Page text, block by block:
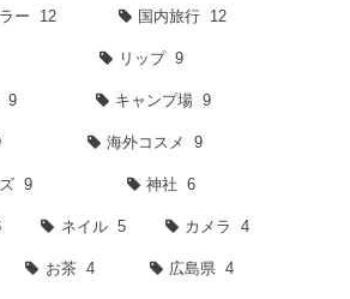
ー 12 国内旅行 12
リップ 9
9 キャンプ場 9
海外コスメ 9
9 神社 6
ネイル 5 カメラ 4
お茶 4 広島県 4